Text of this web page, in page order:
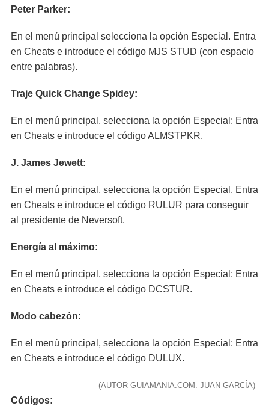
Peter Parker:
En el menú principal selecciona la opción Especial. Entra
en Cheats e introduce el código MJS STUD (con espacio
entre palabras).
Traje Quick Change Spidey:
En el menú principal, selecciona la opción Especial: Entra
en Cheats e introduce el código ALMSTPKR.
J. James Jewett:
En el menú principal, selecciona la opción Especial. Entra
en Cheats e introduce el código RULUR para conseguir
al presidente de Neversoft.
Energía al máximo:
En el menú principal, selecciona la opción Especial: Entra
en Cheats e introduce el código DCSTUR.
Modo cabezón:
En el menú principal, selecciona la opción Especial: Entra
en Cheats e introduce el código DULUX.
(AUTOR GUIAMANIA.COM: JUAN GARCÍA)
Códigos: